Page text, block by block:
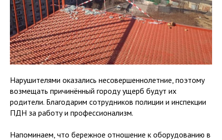
Нарушителями оказались несовершеннолетние, поэтому
возмещать причинённый городу ущерб будут их
родители. Благодарим сотрудников полиции и инспекции
ПДН за работу и профессионализм.
Напоминаем, что бережное отношение к оборудованию в